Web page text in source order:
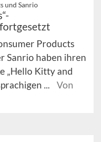
und Sanrio
Products
Sanrio haben ihren
„Hello Kitty and
...
Von